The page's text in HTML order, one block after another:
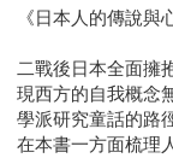
《日本人的傳說與
二戰後日本全面擁
現西方的自我概念
學派研究童話的路
在本書一方面梳理